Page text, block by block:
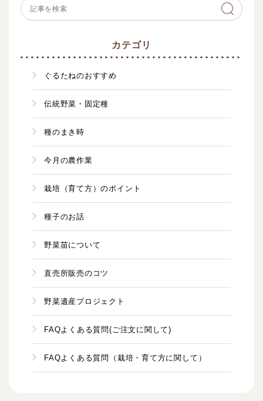
カテゴリ
ぐるたねのおすすめ
伝統野菜・固定種
種のまき時
今月の農作業
栽培（育て方）のポイント
種子のお話
野菜苗について
直売所販売のコツ
野菜遺産プロジェクト
FAQよくある質問(ご注文に関して)
FAQよくある質問（栽培・育て方に関して）